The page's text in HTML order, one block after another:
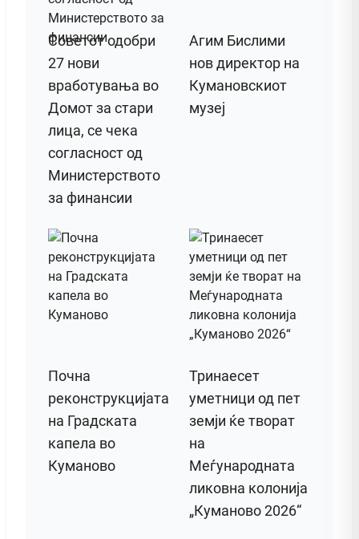
Советот одобри
27 нови
вработувања во
Домот за стари
лица, се чека
согласност од
Министерството
за финансии
Агим Бислими
нов директор на
Кумановскиот
музеј
Почна
реконструкцијата
на Градската
капела во
Куманово
Тринаесет
уметници од пет
земји ќе творат
на
Меѓународната
ликовна колонија
„Куманово 2026“